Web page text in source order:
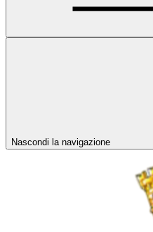
Nascondi la navigazione